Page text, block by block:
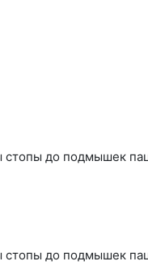
до подмышек
до подмышек